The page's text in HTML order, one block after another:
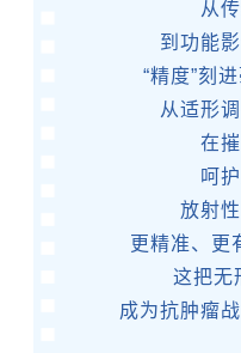
从
到功能
“精度”刻
从适形
在
呵
放射
更精准、更
这把无
成为抗肿瘤